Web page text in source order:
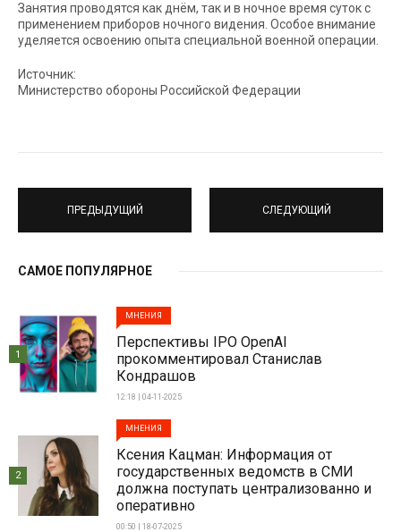
Занятия проводятся как днём, так и в ночное время суток с
применением приборов ночного видения. Особое внимание
уделяется освоению опыта специальной военной операции.
Источник:
Министерство обороны Российской Федерации
ПРЕДЫДУЩИЙ СЛЕДУЮЩИЙ
САМОЕ ПОПУЛЯРНОЕ
МНЕНИЯ
Перспективы IPO OpenAI
прокомментировал Станислав
Кондрашов
12:18 | 04-11-2025
1
МНЕНИЯ
Ксения Кацман: Информация от
государственных ведомств в СМИ
должна поступать централизованно и
оперативно
00:50 | 18-07-2025
2